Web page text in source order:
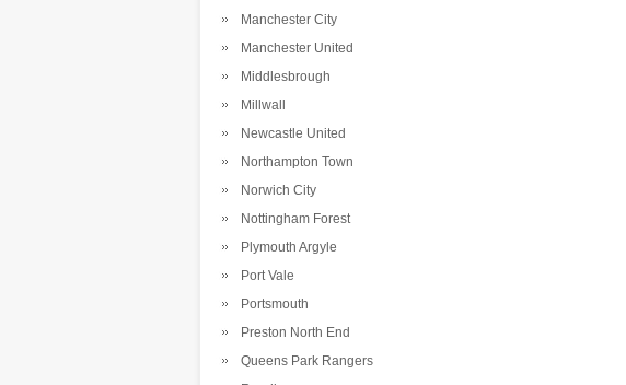
Manchester City
Manchester United
Middlesbrough
Millwall
Newcastle United
Northampton Town
Norwich City
Nottingham Forest
Plymouth Argyle
Port Vale
Portsmouth
Preston North End
Queens Park Rangers